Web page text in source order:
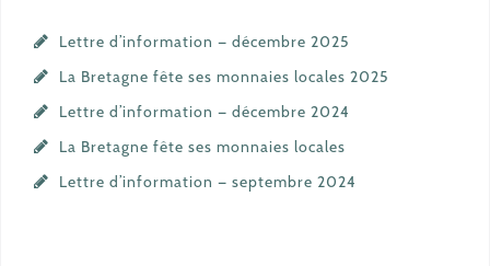
Lettre d’information — décembre 2025
La Bretagne fête ses monnaies locales 2025
Lettre d’information — décembre 2024
La Bretagne fête ses monnaies locales
Lettre d’information — septembre 2024